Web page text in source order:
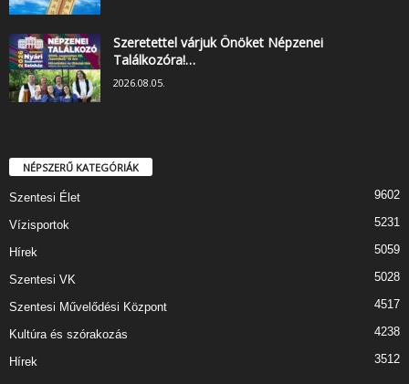
Szeretettel várjuk Önöket Népzenei
Találkozóra!…
2026.08.05.
NÉPSZERŰ KATEGÓRIÁK
Szentesi Élet 9602
Vízisportok 5231
Hírek 5059
Szentesi VK 5028
Szentesi Művelődési Központ 4517
Kultúra és szórakozás 4238
Hírek 3512